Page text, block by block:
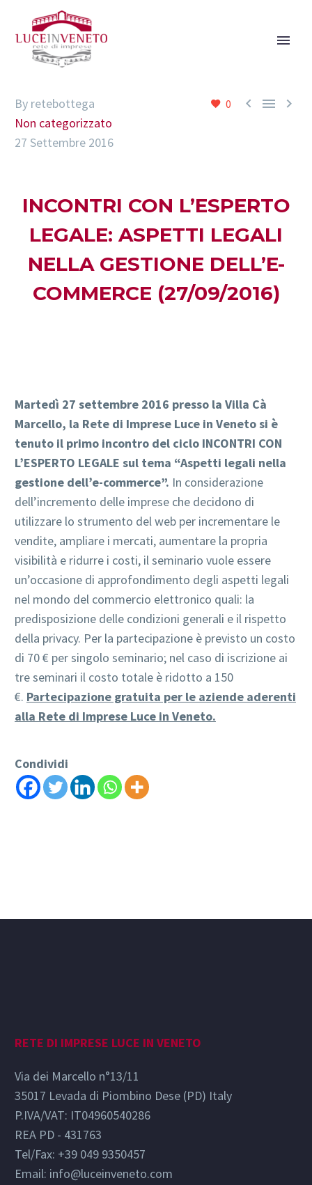
0   
By retebottega
Non categorizzato
27 Settembre 2016
INCONTRI CON L’ESPERTO
LEGALE: ASPETTI LEGALI
NELLA GESTIONE DELL’E-
COMMERCE (27/09/2016)
Martedì 27 settembre 2016 presso la Villa Cà
Marcello, la Rete di Imprese Luce in Veneto si è
tenuto il primo incontro del ciclo INCONTRI CON
L’ESPERTO LEGALE sul tema “Aspetti legali nella
gestione dell’e-commerce”. In considerazione
dell’incremento delle imprese che decidono di
utilizzare lo strumento del web per incrementare le
vendite, ampliare i mercati, aumentare la propria
visibilità e ridurre i costi, il seminario vuole essere
un’occasione di approfondimento degli aspetti legali
nel mondo del commercio elettronico quali: la
predisposizione delle condizioni generali e il rispetto
della privacy. Per la partecipazione è previsto un costo
di 70 € per singolo seminario; nel caso di iscrizione ai
tre seminari il costo totale è ridotto a 150
€. Partecipazione gratuita per le aziende aderenti
alla Rete di Imprese Luce in Veneto.
Condividi
RETE DI IMPRESE LUCE IN VENETO
Via dei Marcello n°13/11
35017 Levada di Piombino Dese (PD) Italy
P.IVA/VAT: IT04960540286
REA PD - 431763
Tel/Fax: +39 049 9350457
Email: info@luceinveneto.com